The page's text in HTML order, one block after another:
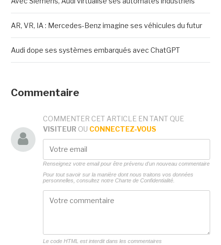
AR, VR, IA : Mercedes-Benz imagine ses véhicules du futur
Audi dope ses systèmes embarqués avec ChatGPT
Commentaire
COMMENTER CET ARTICLE EN TANT QUE
VISITEUR OU CONNECTEZ-VOUS
Renseignez votre email pour être prévenu d'un nouveau commentaire
Pour tout savoir sur la manière dont nous traitons vos données
personnelles, consultez notre Charte de Confidentialité.
Le code HTML est interdit dans les commentaires